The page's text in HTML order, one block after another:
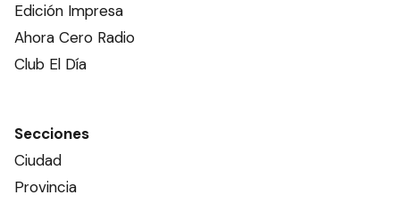
Edición Impresa
Ahora Cero Radio
Club El Día
Secciones
Ciudad
Provincia